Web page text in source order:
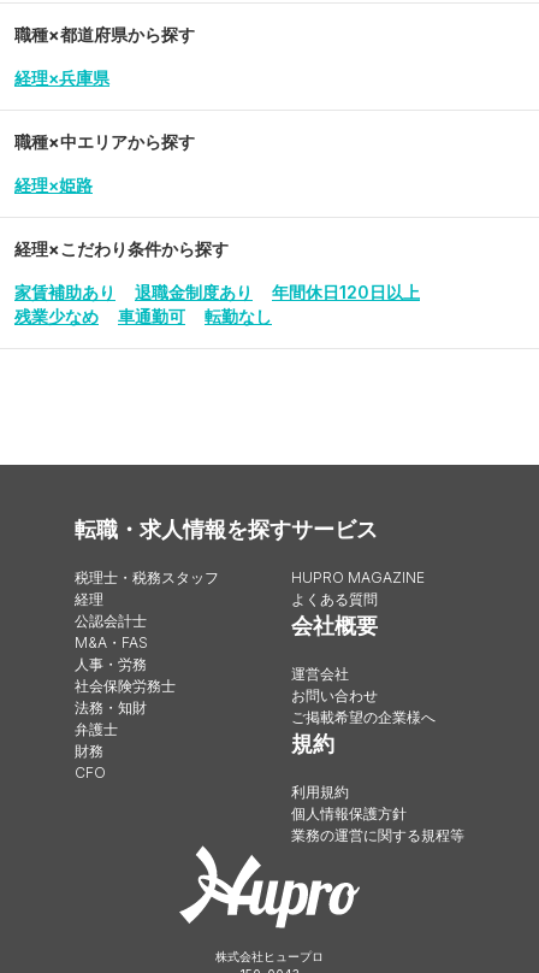
職種×都道府県から探す
経理×兵庫県
職種×中エリアから探す
経理×姫路
経理×こだわり条件から探す
家賃補助あり 退職金制度あり
年間休日120日以上
残業少なめ
車通勤可 転勤なし
転職・求人情報を探す
税理士・税務スタッフ
経理
公認会計士
M&A・FAS
人事・労務
社会保険労務士
法務・知財
弁護士
財務
CFO
サービス
HUPRO MAGAZINE
よくある質問
会社概要
運営会社
お問い合わせ
ご掲載希望の企業様へ
規約
利用規約
個人情報保護方針
業務の運営に関する規程等
株式会社ヒュープロ